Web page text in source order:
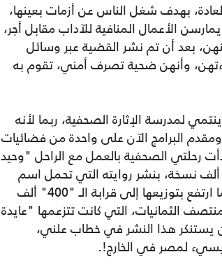
بهدف شغل الناس عن أزمات بعينها،
الأعمال المنافية للآداب مقابل أجر،
بعد أن تم نشر القضية عبر وسائل
وأنهن ضحية تصرف أمني، تقوم به
لمدرسة الإثارة الصحفية، ربما لأنه
البرامج الآن على واحدة من فضائيات
رحلتي الصحفية بالعمل مع الراحل "وحيد
غازي"، الذي ارتفع بتوزيع جريدة "الأحرار" من 25 ألف إلى 330 ألف نسخة، بنشر روايته التي تحمل اسم
"قصة مدام شلاطة"، التي لم تكن تنقصها الإثارة الجنسية، كما ارتفع بتوزيعها إلى قرابة الـ "400" ألف
الثمانيات، التي كانت تتزعمها "عايدة
هذا النشر في خطاب علني،
يسيء لمصر في الخارج!.